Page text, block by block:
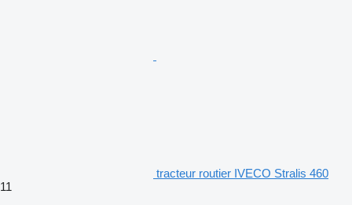
tracteur routier IVECO Stralis 460
11